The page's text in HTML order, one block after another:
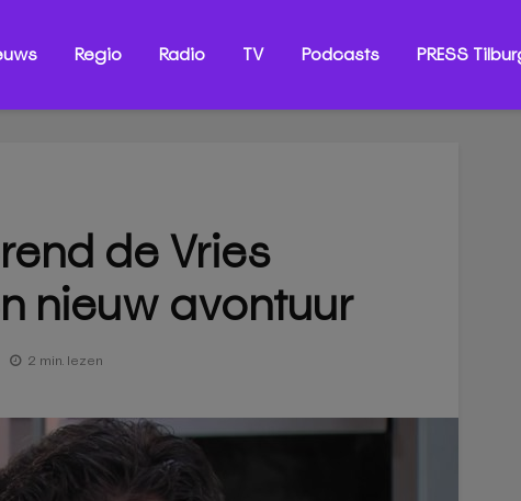
Regio Radio TV Podcasts PRESS
de Vries
nieuw avontuur
2 min. lezen